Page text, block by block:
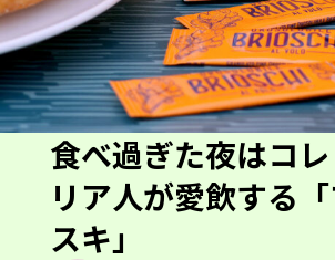
食べ過ぎた夜はコ
リア人が愛飲する
スキ」